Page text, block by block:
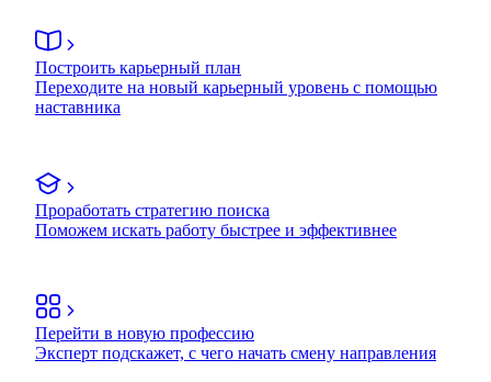
Построить карьерный план
Переходите на новый карьерный уровень с помощью
наставника
Проработать стратегию поиска
Поможем искать работу быстрее и эффективнее
Перейти в новую профессию
Эксперт подскажет, с чего начать смену направления